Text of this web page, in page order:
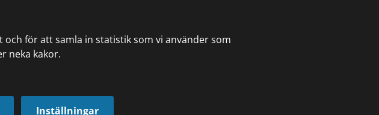
för att samla in statistik som vi använder som
neka kakor.
Inställningar